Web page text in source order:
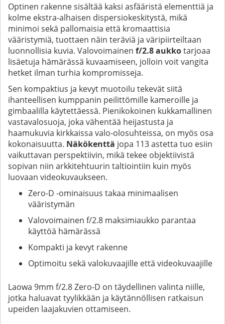
Optinen rakenne sisältää kaksi asfääristä elementtiä ja
kolme ekstra-alhaisen dispersiokeskitystä, mikä
minimoi sekä pallomaisia että kromaattisia
vääristymiä, tuottaen näin teräviä ja väripiirteiltaan
luonnollisia kuvia. Valovoimainen f/2.8 aukkotarjoaa
lisäetuja hämärässä kuvaamiseen, jolloin voit vangita
hetket ilman turhia kompromisseja.
Sen kompaktius ja kevyt muotoilu tekevät siitä
ihanteellisen kumppanin peilittömille kameroille ja
gimbaalilla käytettäessä. Pienikokoinen kukkamallinen
vastavalosuoja, joka vähentää heijastusta ja
haamukuvia kirkkaissa valo-olosuhteissa, on myös osa
kokonaisuutta. Näkökenttä jopa 113 astetta tuo esiin
vaikuttavan perspektiivin, mikä tekee objektiivistä
sopivan niin arkkitehtuurin taltiointiin kuin myös
luovaan videokuvaukseen.
Zero-D -ominaisuus takaa minimaalisen
vääristymän
Valovoimainen f/2.8 maksimiaukko parantaa
käyttöä hämärässä
Kompakti ja kevyt rakenne
Optimoitu sekä valokuvaajille että videokuvaajille
Laowa 9mm f/2.8 Zero-D on täydellinen valinta niille,
jotka haluavat tyylikkään ja käytännöllisen ratkaisun
upeiden laajakuvien ottamiseen.